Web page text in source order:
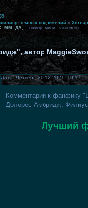
темных подземелий »
ММ, ДА,... (юмор, мини, закончен)
автор
Дата: Четверг, 30.12.2021, 19:17 |
Комментарии к фанфику
Долорес Амбридж,
Лучший